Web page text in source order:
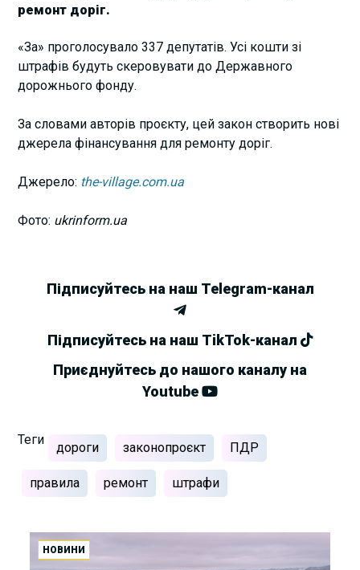
ремонт доріг.
«За» проголосувало 337 депутатів. Усі кошти зі
штрафів будуть скеровувати до Державного
дорожнього фонду.
За словами авторів проєкту, цей закон створить нові
джерела фінансування для ремонту доріг.
Джерело: the-village.com.ua
Фото: ukrinform.ua
Підписуйтесь на наш Telegram-канал
Підписуйтесь на наш TikTok-канал
Приєднуйтесь до нашого каналу на
Youtube
Теги
дороги законопроєкт ПДР
правила ремонт штрафи
НОВИНИ